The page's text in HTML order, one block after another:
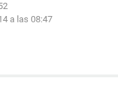
a las 08:47